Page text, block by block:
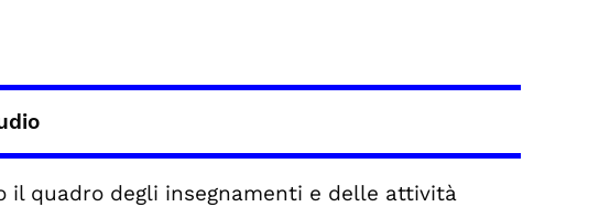
il quadro degli insegnamenti e delle attività